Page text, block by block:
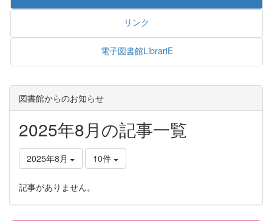
リンク
電子図書館LibrariE
図書館からのお知らせ
2025年8月の記事一覧
2025年8月 10件
記事がありません。